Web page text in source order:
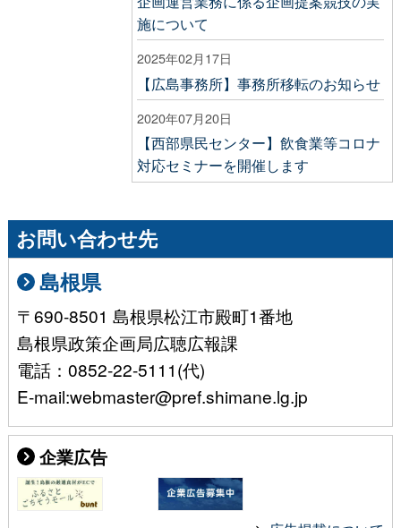
施について
2025年02月17日
【広島事務所】事務所移転のお知らせ
2020年07月20日
【西部県民センター】飲食業等コロナ
対応セミナーを開催します
お問い合わせ先
島根県
〒690-8501 島根県松江市殿町1番地
島根県政策企画局広聴広報課
電話：0852-22-5111(代)
E-mail:webmaster@pref.shimane.lg.jp
企業広告